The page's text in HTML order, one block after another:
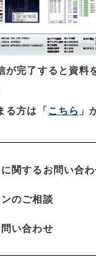
が完了すると資料
る方は「こちら 」
関するお問い合
のご相談
い合わせ